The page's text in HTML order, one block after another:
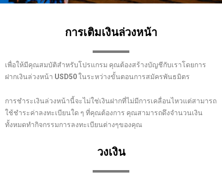
การเติมเงินล่วงหน้า
เพื่อให้มีคุณสมบัติสำหรับโปรแกรม คุณต้องสร้างบัญชีกับเราโดยการ
ฝากเงินล่วงหน้า USD50ในระหว่างขั้นตอนการสมัครพันธมิตร
การชำระเงินล่วงหน้านี้จะไม่ใช่เงินฝากที่ไม่มีการเคลื่อนไหวแต่สามารถ
ใช้ชำระค่าลงทะเบียนใด ๆ ที่คุณต้องการ คุณสามารถดึงจำนวนเงิน
ทั้งหมดทำกิจกรรมการลงทะเบียนต่างๆของคุณ
วงเงิน